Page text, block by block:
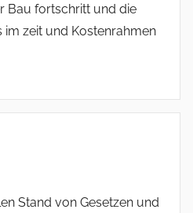
Bau fortschritt und die
im zeit und Kostenrahmen
Stand von Gesetzen und